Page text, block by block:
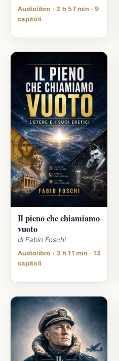
Audiolibro · 2 h 57 min · 9
capitoli
Il pieno che chiamiamo
vuoto
di Fabio Foschi
Audiolibro · 3 h 11 min · 13
capitoli